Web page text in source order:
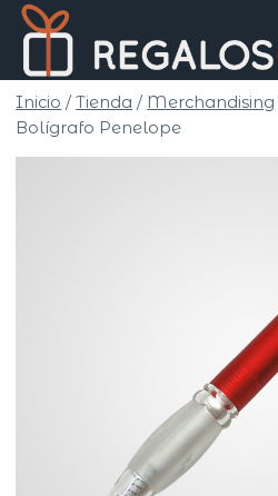
Saltar
contenido
Inicio / Tienda / Merchandising
Bolígrafo Penelope